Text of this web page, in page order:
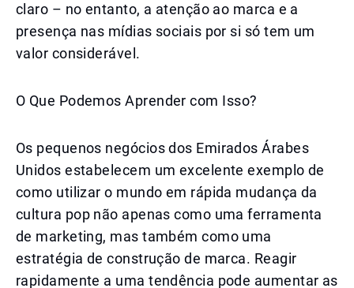
claro – no entanto, a atenção ao marca e a
presença nas mídias sociais por si só tem um
valor considerável.
O Que Podemos Aprender com Isso?
Os pequenos negócios dos Emirados Árabes
Unidos estabelecem um excelente exemplo de
como utilizar o mundo em rápida mudança da
cultura pop não apenas como uma ferramenta
de marketing, mas também como uma
estratégia de construção de marca. Reagir
rapidamente a uma tendência pode aumentar as